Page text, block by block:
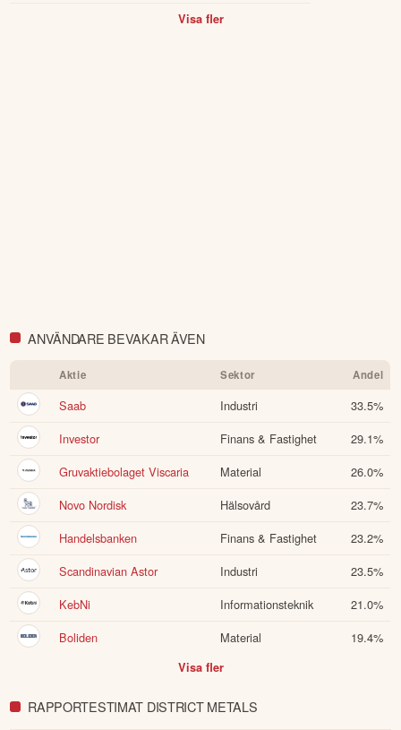
undersökningstillståndet Österkälen, ...
Visa fler
ANVÄNDARE BEVAKAR ÄVEN
Aktie Sektor Andel
Saab Industri 33.5%
Investor
Finans & Fastighet 29.1%
Gruvaktiebolaget Viscaria
Material 26.0%
Novo Nordisk
Hälsovård 23.7%
Handelsbanken
Finans & Fastighet 23.2%
Scandinavian Astor
Industri 23.5%
KebNi
Informationsteknik 21.0%
Boliden
Material 19.4%
Visa fler
RAPPORTESTIMAT DISTRICT METALS